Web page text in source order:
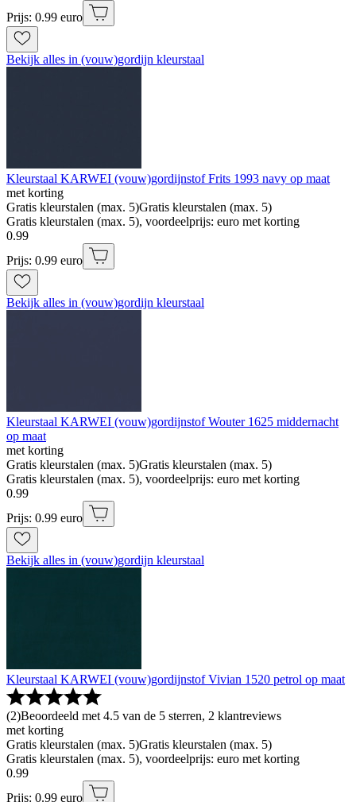
Prijs: 0.99 euro
Bekijk alles in (vouw)gordijn kleurstaal
Kleurstaal KARWEI (vouw)gordijnstof Frits 1993 navy op maat
met korting
Gratis kleurstalen (max. 5)Gratis kleurstalen (max. 5)
Gratis kleurstalen (max. 5), voordeelprijs: euro met korting
0.99
Prijs: 0.99 euro
Bekijk alles in (vouw)gordijn kleurstaal
Kleurstaal KARWEI (vouw)gordijnstof Wouter 1625 middernacht
op maat
met korting
Gratis kleurstalen (max. 5)Gratis kleurstalen (max. 5)
Gratis kleurstalen (max. 5), voordeelprijs: euro met korting
0.99
Prijs: 0.99 euro
Bekijk alles in (vouw)gordijn kleurstaal
Kleurstaal KARWEI (vouw)gordijnstof Vivian 1520 petrol op maat
(2)Beoordeeld met 4.5 van de 5 sterren, 2 klantreviews
met korting
Gratis kleurstalen (max. 5)Gratis kleurstalen (max. 5)
Gratis kleurstalen (max. 5), voordeelprijs: euro met korting
0.99
Prijs: 0.99 euro